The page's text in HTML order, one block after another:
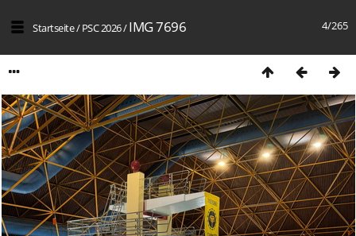
4/265
Startseite/PSC 2026/IMG 7696